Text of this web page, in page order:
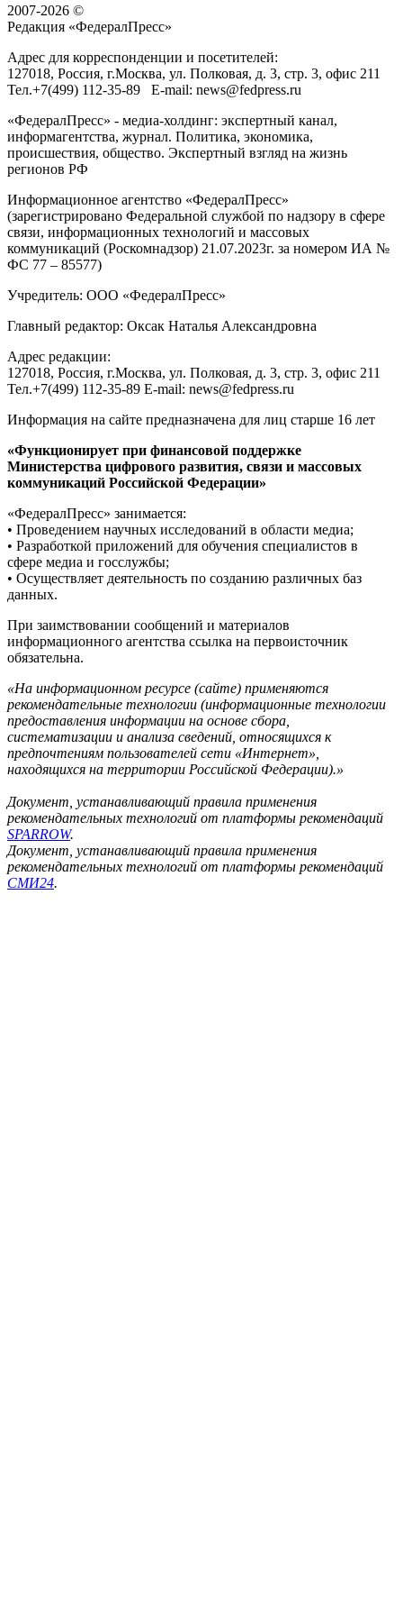
2007-2026 ©
Редакция «ФедералПресс»
Адрес для корреспонденции и посетителей:
127018, Россия, г.Москва, ул. Полковая, д. 3, стр. 3, офис 211
Тел.+7(499) 112-35-89 E-mail: news@fedpress.ru
«ФедералПресс» - медиа-холдинг: экспертный канал,
информагентства, журнал. Политика, экономика,
происшествия, общество. Экспертный взгляд на жизнь
регионов РФ
Информационное агентство «ФедералПресс»
(зарегистрировано Федеральной службой по надзору в сфере
связи, информационных технологий и массовых
коммуникаций (Роскомнадзор) 21.07.2023г. за номером ИА №
ФС 77 – 85577)
Учредитель: ООО «ФедералПресс»
Главный редактор: Оксак Наталья Александровна
Адрес редакции:
127018, Россия, г.Москва, ул. Полковая, д. 3, стр. 3, офис 211
Тел.+7(499) 112-35-89 E-mail: news@fedpress.ru
Информация на сайте предназначена для лиц старше 16 лет
«Функционирует при финансовой поддержке
Министерства цифрового развития, связи и массовых
коммуникаций Российской Федерации»
«ФедералПресс» занимается:
• Проведением научных исследований в области медиа;
• Разработкой приложений для обучения специалистов в
сфере медиа и госслужбы;
• Осуществляет деятельность по созданию различных баз
данных.
При заимствовании сообщений и материалов
информационного агентства ссылка на первоисточник
обязательна.
«На информационном ресурсе (сайте) применяются
рекомендательные технологии (информационные технологии
предоставления информации на основе сбора,
систематизации и анализа сведений, относящихся к
предпочтениям пользователей сети «Интернет»,
находящихся на территории Российской Федерации).»
Документ, устанавливающий правила применения
рекомендательных технологий от платформы рекомендаций
SPARROW.
Документ, устанавливающий правила применения
рекомендательных технологий от платформы рекомендаций
СМИ24.